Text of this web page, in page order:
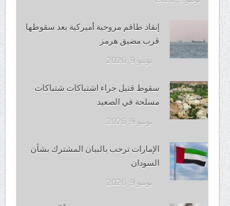
إنقاذ طاقم مروحية أميركية بعد سقوطها
قرب مضيق هرمز
يونيو 9, 2026
سقوط قتيل جراء اشتباكات شتباكات
مسلحة في الصعيد
يونيو 9, 2026
الإمارات ترحب بالبيان المشترك بشأن
السودان
يونيو 9, 2026